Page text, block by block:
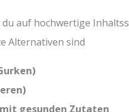
auf hochwertige
Alternativen sind
gesunden Zutaten